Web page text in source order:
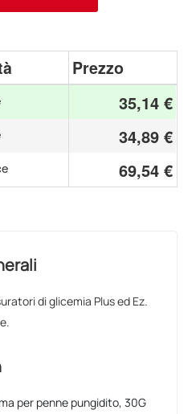
Prezzo
35,14 €
34,89 €
69,54 €
di glicemia Plus ed Ez.
per penne pungidito, 30G